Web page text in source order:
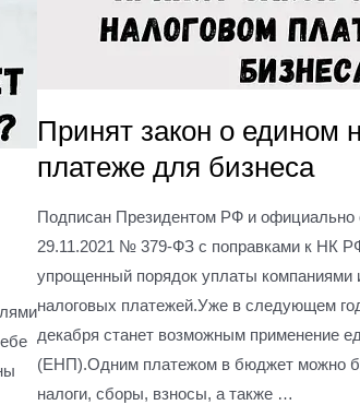
Принят закон о едином
платеже для бизнеса
Подписан Президентом РФ и официально
29.11.2021 № 379-ФЗ с поправками к НК
упрощенный порядок уплаты
налоговых платежей.Уже в следующем
декабря станет возможным применение
(ЕНП).Одним платежом в бюджет можно
налоги, сборы, взносы, а также …
заявку